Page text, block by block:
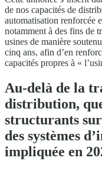
de nos capacités de
automatisation renforcée
notamment à des fins de
usines de manière
cinq ans, afin d’en
capacités propres à «
Au-delà de la
distribution,
structurants
des systèmes
impliquée en